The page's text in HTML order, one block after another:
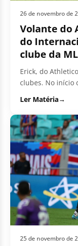
26 de novembro de
Volante do
do
clube da
Erick, do
clubes. No início
Ler Matéria→
25 de novembro de